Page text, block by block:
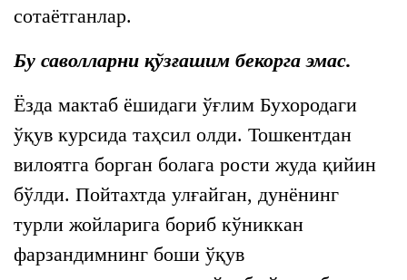
сотаётганлар.
Бу саволларни қўзғашим бекорга эмас.
Ёзда мактаб ёшидаги ўғлим Бухородаги
ўқув курсида таҳсил олди. Тошкентдан
вилоятга борган болага рости жуда қийин
бўлди. Пойтахтда улғайган, дунёнинг
турли жойларига бориб кўниккан
фарзандимнинг боши ўқув